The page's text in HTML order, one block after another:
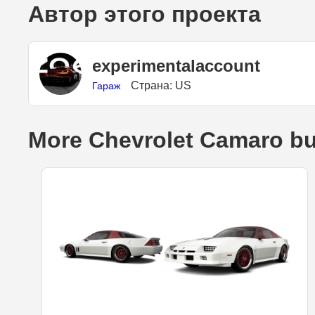
Автор этого проекта
experimentalaccount
Гараж Страна: US
More Chevrolet Camaro